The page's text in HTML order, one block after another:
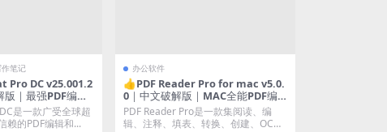
作笔记
Pro DC v25.001.2
｜最强PDF编辑
是一款广受全球超
赖的PDF编辑和...
办公软件
👍PDF Reader Pro for mac v5.0.
0｜中文破解版｜MAC全能PDF编
辑工具
PDF Reader Pro是一款集阅读、编
辑、注释、填表、转换、创建、OC